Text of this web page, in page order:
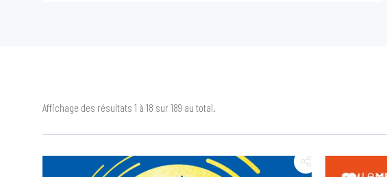
Affichage des résultats 1 à 18 sur 189 au total.